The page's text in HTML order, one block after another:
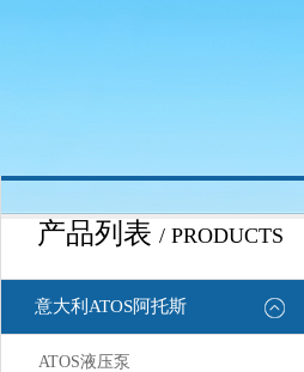
产品列表 / PRODUCTS
意大利ATOS阿托斯
ATOS液压泵